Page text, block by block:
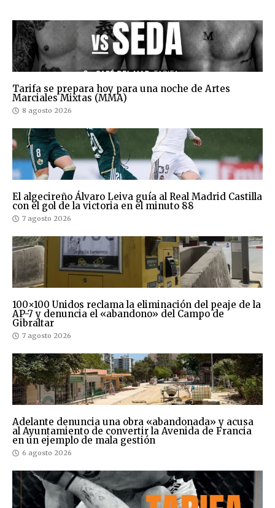
Tarifa se prepara hoy para una noche de Artes
Marciales Mixtas (MMA)
8 agosto 2026
El algecireño Álvaro Leiva guía al Real Madrid Castilla
con el gol de la victoria en el minuto 88
7 agosto 2026
100×100 Unidos reclama la eliminación del peaje de la
AP-7 y denuncia el «abandono» del Campo de
Gibraltar
7 agosto 2026
Adelante denuncia una obra «abandonada» y acusa
al Ayuntamiento de convertir la Avenida de Francia
en un ejemplo de mala gestión
6 agosto 2026